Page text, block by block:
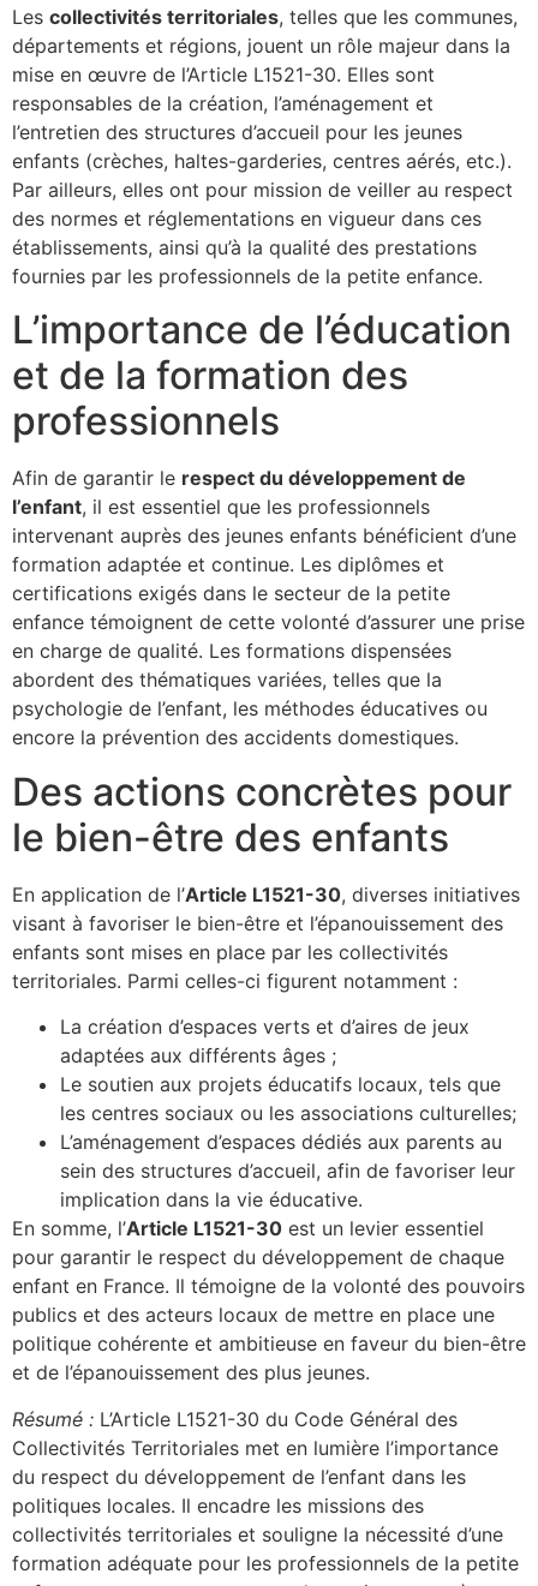
Les collectivités territoriales, telles que les communes,
départements et régions, jouent un rôle majeur dans la
mise en œuvre de l’Article L1521-30. Elles sont
responsables de la création, l’aménagement et
l’entretien des structures d’accueil pour les jeunes
enfants (crèches, haltes-garderies, centres aérés, etc.).
Par ailleurs, elles ont pour mission de veiller au respect
des normes et réglementations en vigueur dans ces
établissements, ainsi qu’à la qualité des prestations
fournies par les professionnels de la petite enfance.
L’importance de l’éducation
et de la formation des
professionnels
Afin de garantir le respect du développement de
l’enfant, il est essentiel que les professionnels
intervenant auprès des jeunes enfants bénéficient d’une
formation adaptée et continue. Les diplômes et
certifications exigés dans le secteur de la petite
enfance témoignent de cette volonté d’assurer une prise
en charge de qualité. Les formations dispensées
abordent des thématiques variées, telles que la
psychologie de l’enfant, les méthodes éducatives ou
encore la prévention des accidents domestiques.
Des actions concrètes pour
le bien-être des enfants
En application de l’Article L1521-30, diverses initiatives
visant à favoriser le bien-être et l’épanouissement des
enfants sont mises en place par les collectivités
territoriales. Parmi celles-ci figurent notamment :
La création d’espaces verts et d’aires de jeux
adaptées aux différents âges ;
Le soutien aux projets éducatifs locaux, tels que
les centres sociaux ou les associations culturelles;
L’aménagement d’espaces dédiés aux parents au
sein des structures d’accueil, afin de favoriser leur
implication dans la vie éducative.
En somme, l’Article L1521-30 est un levier essentiel
pour garantir le respect du développement de chaque
enfant en France. Il témoigne de la volonté des pouvoirs
publics et des acteurs locaux de mettre en place une
politique cohérente et ambitieuse en faveur du bien-être
et de l’épanouissement des plus jeunes.
Résumé : L’Article L1521-30 du Code Général des
Collectivités Territoriales met en lumière l’importance
du respect du développement de l’enfant dans les
politiques locales. Il encadre les missions des
collectivités territoriales et souligne la nécessité d’une
formation adéquate pour les professionnels de la petite